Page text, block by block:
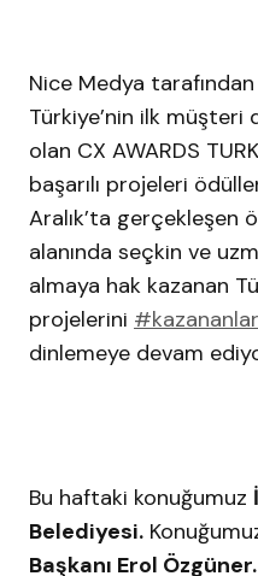
Nice Medya
Türkiye’nin ilk müşteri
olan CX AWARDS
başarılı projeleri
Aralık’ta gerçekleşen
alanında seçkin ve
almaya hak kazanan
projelerini
dinlemeye devam
Bu haftaki konuğumuz
Belediyesi.
Başkanı Erol Özgüner.